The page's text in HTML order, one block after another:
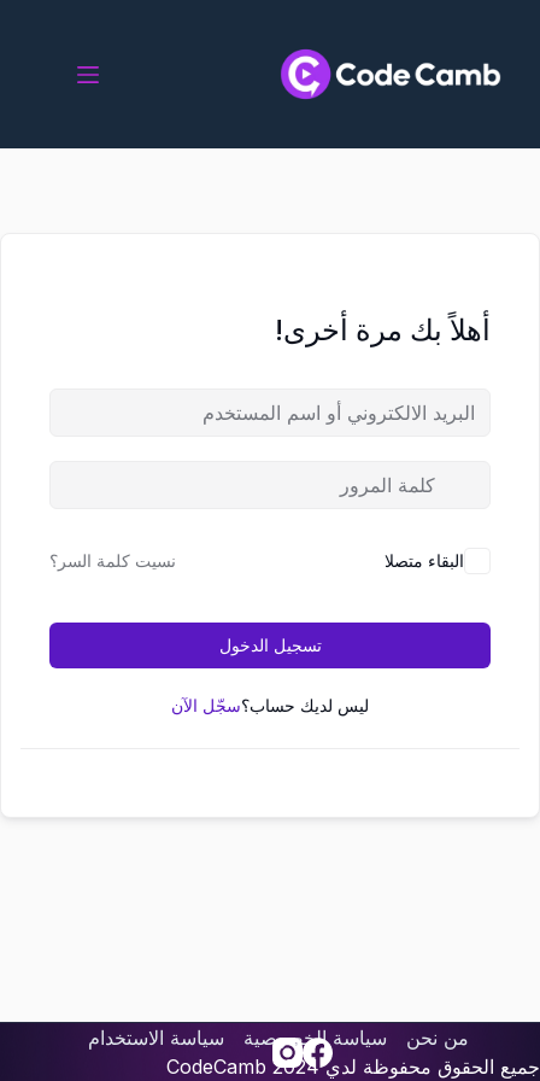
أهلاً بك مرة أخرى!
البقاء متصلا نسيت كلمة السر؟
تسجيل الدخول
ليس لديك حساب؟سجّل الآن
من نحن سياسة الخصوصية
سياسة الاستخدام
جميع الحقوق محفوظة لدي
CodeCamb 2024